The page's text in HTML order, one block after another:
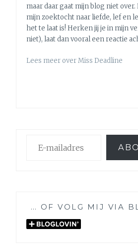
maar daar gaat mijn blog niet
mijn zoektocht naar liefde, lef en
het te laat is! Herken jij je in mijn
niet), laat dan vooral een reactie
Lees meer over Miss Deadline
mailadres
… OF VOLG MIJ VIA